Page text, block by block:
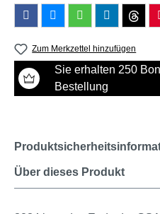
Zum Merkzettel hinzufügen
Sie erhalten 250
Bestellung
Über dieses Produkt